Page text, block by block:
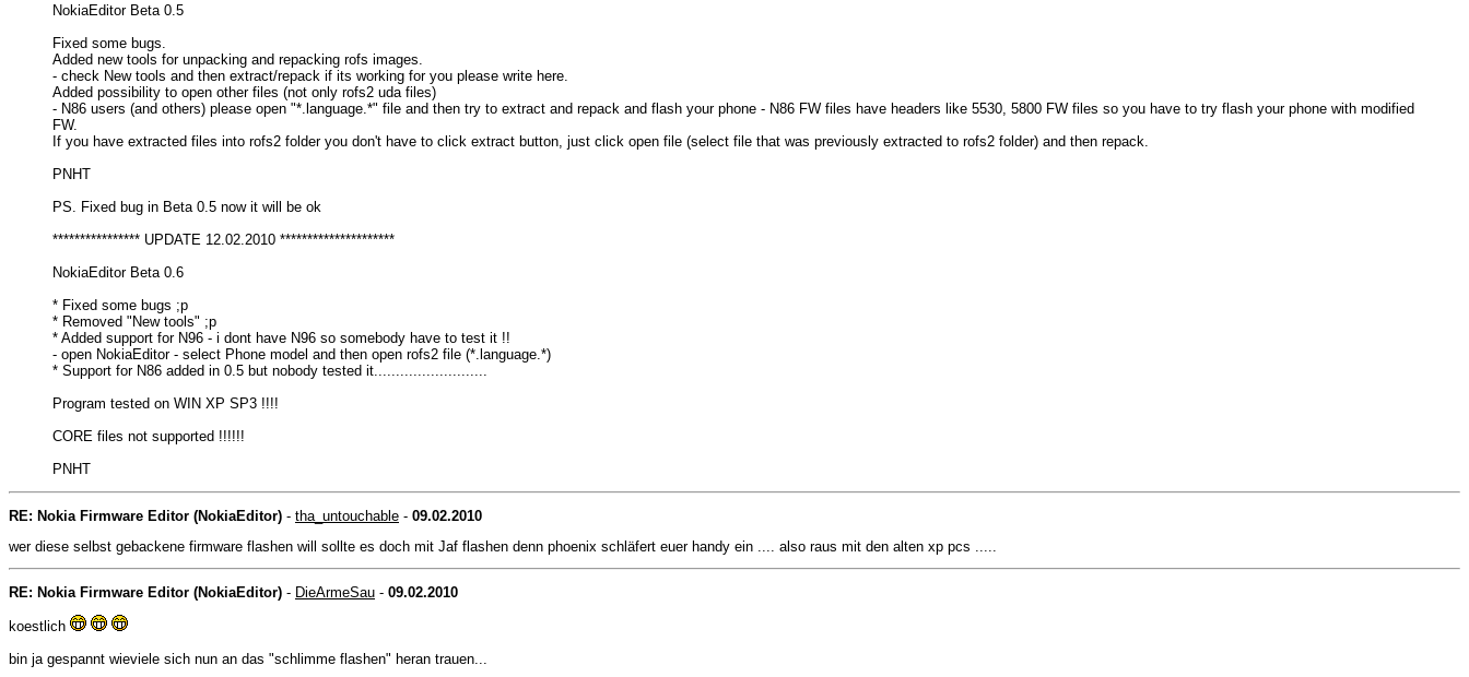
NokiaEditor Beta 0.5
Fixed some bugs.
Added new tools for unpacking and repacking rofs images.
- check New tools and then extract/repack if its working for you please write here.
Added possibility to open other files (not only rofs2 uda files)
- N86 users (and others) please open "*.language.*" file and then try to extract and repack and flash your phone - N86 FW files have headers like 5530, 5800 FW files so you have to try flash your phone with modified
FW.
If you have extracted files into rofs2 folder you don't have to click extract button, just click open file (select file that was previously extracted to rofs2 folder) and then repack.
PNHT
PS. Fixed bug in Beta 0.5 now it will be ok
**************** UPDATE 12.02.2010 *********************
NokiaEditor Beta 0.6
* Fixed some bugs ;p
* Removed "New tools" ;p
* Added support for N96 - i dont have N96 so somebody have to test it !!
- open NokiaEditor - select Phone model and then open rofs2 file (*.language.*)
* Support for N86 added in 0.5 but nobody tested it..........................
Program tested on WIN XP SP3 !!!!
CORE files not supported !!!!!!
PNHT
RE: Nokia Firmware Editor (NokiaEditor) - tha_untouchable - 09.02.2010
wer diese selbst gebackene firmware flashen will sollte es doch mit Jaf flashen denn phoenix schläfert euer handy ein .... also raus mit den alten xp pcs .....
RE: Nokia Firmware Editor (NokiaEditor) - DieArmeSau - 09.02.2010
koestlich
bin ja gespannt wieviele sich nun an das "schlimme flashen" heran trauen...